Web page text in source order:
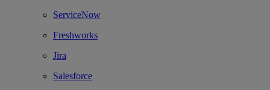
ServiceNow
Freshworks
Jira
Salesforce